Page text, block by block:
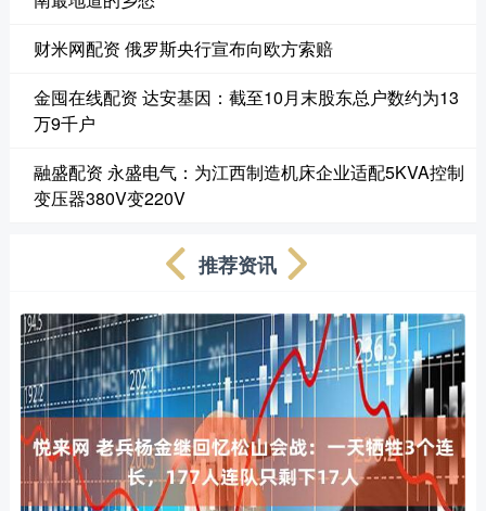
财米网配资 俄罗斯央行宣布向欧方索赔
金囤在线配资 达安基因：截至10月末股东总户数约为13
万9千户
融盛配资 永盛电气：为江西制造机床企业适配5KVA控制
变压器380V变220V
推荐资讯